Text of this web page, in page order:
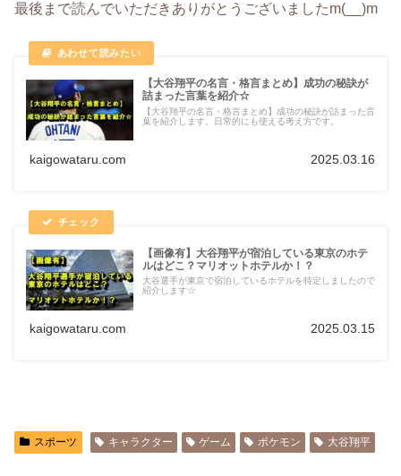
最後まで読んでいただきありがとうございましたm(__)m
【大谷翔平の名言・格言まとめ】成功の秘訣が
詰まった言葉を紹介☆
【大谷翔平の名言・格言まとめ】成功の秘訣が詰まった言
葉を紹介します。日常的にも使える考え方です。
kaigowataru.com 2025.03.16
【画像有】大谷翔平が宿泊している東京のホテ
ルはどこ？マリオットホテルか！？
大谷選手が東京で宿泊しているホテルを特定しましたので
紹介します☆
kaigowataru.com 2025.03.15
スポーツ キャラクター ゲーム ポケモン 大谷翔平